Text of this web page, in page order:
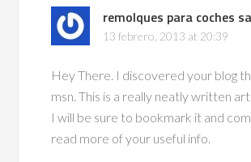
remolques para coches
13 febrero, 2013 at 20:39
Hey There. I discovered your blog
msn. This is a really neatly written
I will be sure to bookmark it and
read more of your useful info.